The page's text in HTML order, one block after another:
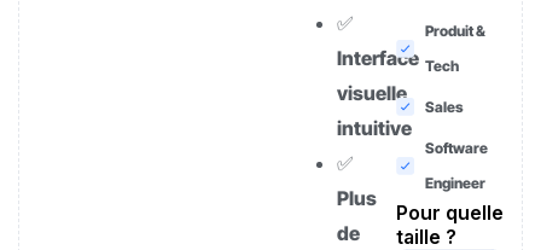
✅
Interface
visuelle
intuitive
✅
Plus
de
Produit &
Tech
Sales
Software
Engineer
Pour quelle
taille ?